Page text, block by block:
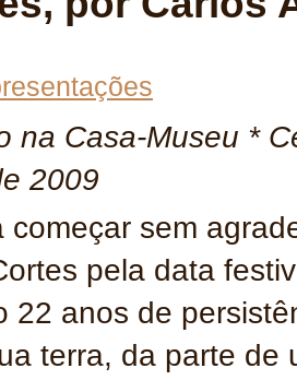
na Casa-Museu *
2009
começar sem
pela data
22 anos de
terra, da parte de